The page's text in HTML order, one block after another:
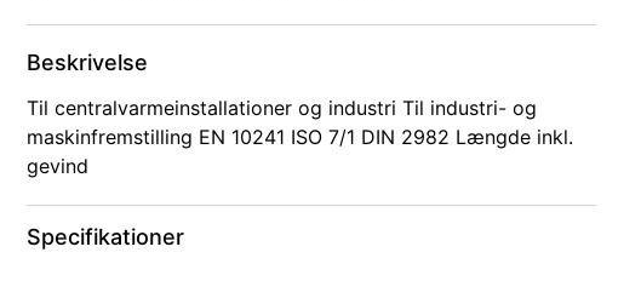
Beskrivelse
Til centralvarmeinstallationer og industri Til industri- og
maskinfremstilling EN 10241 ISO 7/1 DIN 2982 Længde inkl.
gevind
Specifikationer